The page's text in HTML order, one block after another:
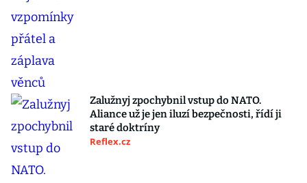
Zalužnyj zpochybnil vstup do NATO.
Aliance už je jen iluzí bezpečnosti, řídí ji
staré doktríny
Reflex.cz